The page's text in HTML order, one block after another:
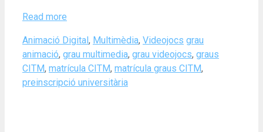
Read more
Categories
Animació Digital , Multimèdia, Videojocs Tags
grau
animació, grau multimedia, grau videojocs, graus
CITM, matrícula CITM, matrícula graus CITM,
preinscripció universitària